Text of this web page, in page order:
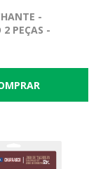
-
2 PEÇAS -